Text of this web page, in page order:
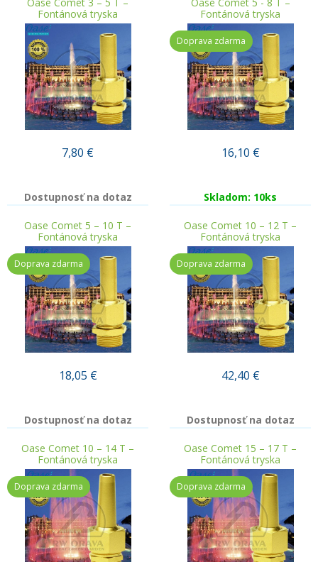
Fontánová tryska
7,80 €
Dostupnosť na dotaz
Fontánová tryska
Doprava zdarma
16,10 €
Skladom: 10ks
Oase Comet 5 – 10 T –
Fontánová tryska
Doprava zdarma
18,05 €
Dostupnosť na dotaz
Oase Comet 10 – 12 T –
Fontánová tryska
Doprava zdarma
42,40 €
Dostupnosť na dotaz
Oase Comet 10 – 14 T –
Fontánová tryska
Doprava zdarma
Oase Comet 15 – 17 T –
Fontánová tryska
Doprava zdarma